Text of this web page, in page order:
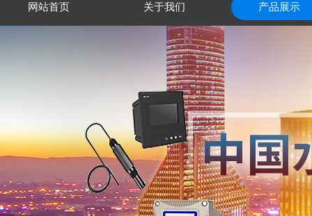
网站首页 关于我们 产品展示